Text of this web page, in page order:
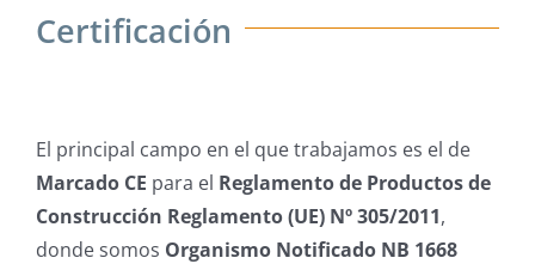
Certificación
El principal campo en el que trabajamos es el de
Marcado CE para el Reglamento de Productos de
Construcción Reglamento (UE) Nº 305/2011,
donde somos Organismo Notificado NB 1668